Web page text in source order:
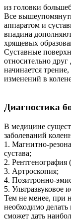
из головки
Все
аппаратом и
впадина
хрящевых
Суставные
относительно
начинается
изменений в
Диагностика
В медицине
заболеваний
1. Магнитно-
сустава;
2. Рентгенография
3. Артроскопия;
4. Позитронно-
5. Ультразвуковое
Тем не менее, при
необходимо
сможет дать